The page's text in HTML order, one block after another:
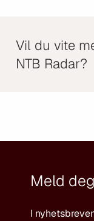
Vil du vite
NTB Radar?
Meld
I